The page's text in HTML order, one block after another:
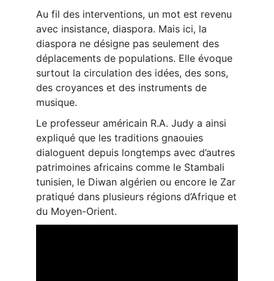
Au fil des interventions, un mot est revenu
avec insistance, diaspora. Mais ici, la
diaspora ne désigne pas seulement des
déplacements de populations. Elle évoque
surtout la circulation des idées, des sons,
des croyances et des instruments de
musique.
Le professeur américain R.A. Judy a ainsi
expliqué que les traditions gnaouies
dialoguent depuis longtemps avec d’autres
patrimoines africains comme le Stambali
tunisien, le Diwan algérien ou encore le Zar
pratiqué dans plusieurs régions d’Afrique et
du Moyen-Orient.